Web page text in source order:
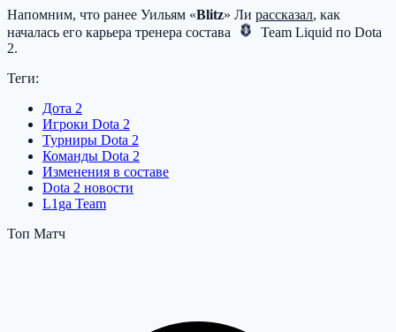
Напомним, что ранее Уильям «Blitz» Ли рассказал, как
началась его карьера тренера состава
Team Liquid по Dota
2.
Теги:
Дота 2
Игроки Dota 2
Турниры Dota 2
Команды Dota 2
Изменения в составе
Dota 2 новости
L1ga Team
Топ Матч